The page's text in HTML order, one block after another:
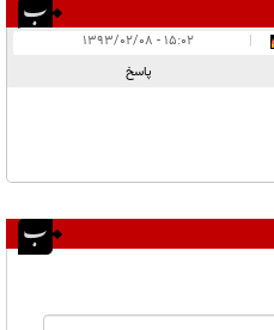
|
۱۵:۰۲ - ۱۳۹۳/۰۲/۰۸
پاسخ